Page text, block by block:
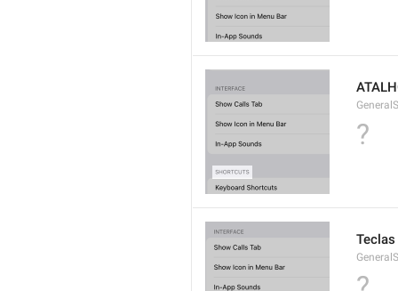
?